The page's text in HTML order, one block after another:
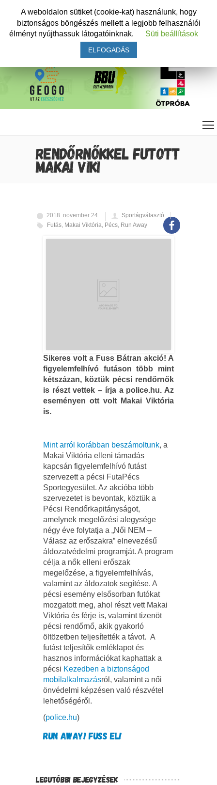
RENDŐRNŐKKEL FUTOTT
MAKAI VIKI
2018. november 24.
Sportágválasztó
Futás, Makai Viktória, Pécs, Run Away
Sikeres volt a Fuss Bátran akció! A
figyelemfelhívó futáson több mint
kétszázan, köztük pécsi rendőrnők
is részt vettek – írja a police.hu. Az
eseményen ott volt Makai Viktória
is.
Mint arról korábban beszámoltunk, a
Makai Viktória elleni támadás
kapcsán figyelemfelhívó futást
szervezett a pécsi FutaPécs
Sportegyesület. Az akcióba több
szervezetet is bevontak, köztük a
Pécsi Rendőrkapitányságot,
amelynek megelőzési alegysége
négy éve folytatja a „Női NEM –
Válasz az erőszakra” elnevezésű
áldozatvédelmi programját. A program
célja a nők elleni erőszak
megelőzése, a figyelemfelhívás,
valamint az áldozatok segítése. A
pécsi esemény elsősorban futókat
mozgatott meg, ahol részt vett Makai
Viktória és férje is, valamint tizenöt
pécsi rendőrnő, akik gyakorló
öltözetben teljesítették a távot. A
futást teljesítők emléklapot és
hasznos információkat kaphattak a
pécsi Kezedben a biztonságod
mobilalkalmazásról, valamint a női
önvédelmi képzésen való részvétel
lehetőségéről.
(police.hu)
RUN AWAY! FUSS EL!
LEGUTÓBBI BEJEGYZÉSEK
A weboldalon sütiket (cookie-kat) használunk, hogy
biztonságos böngészés mellett a legjobb felhasználói
élményt nyújthassuk látogatóinknak.
Süti beállítások
ELFOGADÁS